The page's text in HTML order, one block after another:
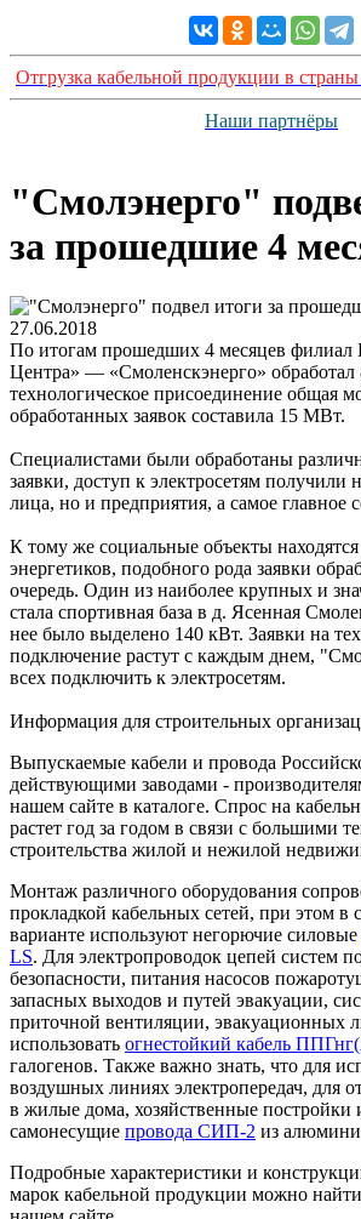
Отгрузка кабельной продукции в
Наши партнёры
"Смолэнерго"
за прошедшие 4
27.06.2018
По итогам прошедших 4 месяцев
Центра» — «Смоленскэнерго» обработал
технологическое присоединение общая
обработанных заявок составила 15 МВт.
Специалистами были обработаны
заявки, доступ к электросетям получили
лица, но и предприятия, а самое главное
К тому же социальные объекты
энергетиков, подобного рода заявки
очередь. Один из наиболее крупных и
стала спортивная база в д. Ясенная
нее было выделено 140 кВт. Заявки на
подключение растут с каждым днем,
всех подключить к электросетям.
Информация для строительных
Выпускаемые кабели и провода
действующими заводами -
нашем сайте в каталоге. Спрос на
растет год за годом в связи с большими
строительства жилой и нежилой
Монтаж различного оборудования
прокладкой кабельных сетей, при этом в
варианте используют негорючие силовые
LS. Для электропроводок цепей систем
безопасности, питания насосов
запасных выходов и путей эвакуации,
приточной вентиляции, эвакуационных
использовать огнестойкий кабель
галогенов. Также важно знать, что для
воздушных линиях электропередач, для
в жилые дома, хозяйственные постройки
самонесущие провода СИП-2 из
Подробные характеристики и
марок кабельной продукции можно найти